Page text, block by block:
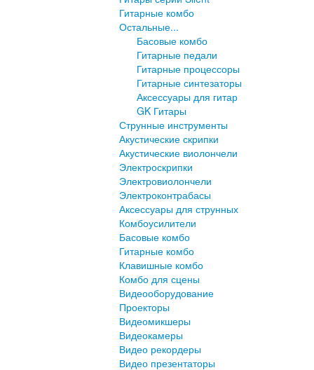
Гитарные комбо
Остальные...
Басовые комбо
Гитарные педали
Гитарные процессоры
Гитарные синтезаторы
Аксессуары для гитар
GK Гитары
Струнные инструменты
Акустические скрипки
Акустические виолончели
Электроскрипки
Электровиолончели
Электроконтрабасы
Аксессуары для струнных
Комбоусилители
Басовые комбо
Гитарные комбо
Клавишные комбо
Комбо для сцены
Видеооборудование
Проекторы
Видеомикшеры
Видеокамеры
Видео рекордеры
Видео презентаторы